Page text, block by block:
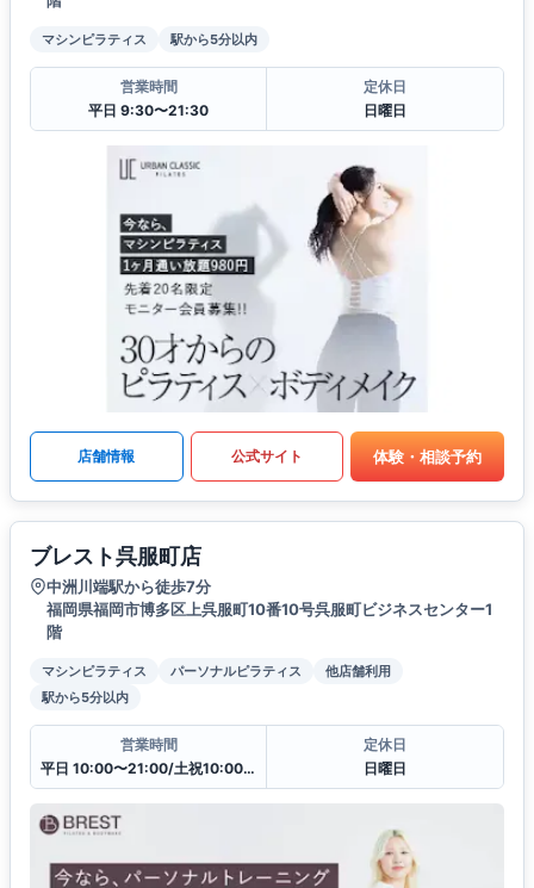
マシンピラティス 駅から5分以内
営業時間
平日 9:30〜21:30
定休日
日曜日
店舗情報 公式サイト 体験・相談予約
ブレスト呉服町店
中洲川端駅から徒歩7分
福岡県福岡市博多区上呉服町10番10号呉服町ビジネスセンター1
階
マシンピラティス パーソナルピラティス
他店舗利用
駅から5分以内
営業時間
平日 10:00〜21:00/土祝10:00〜19:30
定休日
日曜日